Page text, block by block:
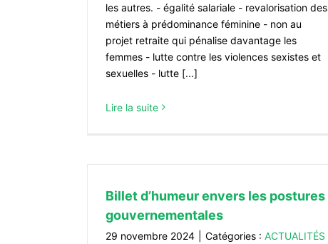
les autres. - égalité salariale - revalorisation des
métiers à prédominance féminine - non au
projet retraite qui pénalise davantage les
femmes - lutte contre les violences sexistes et
sexuelles - lutte [...]
Lire la suite
Billet d’humeur envers les postures
gouvernementales
29 novembre 2024 Catégories : ACTUALITÉS